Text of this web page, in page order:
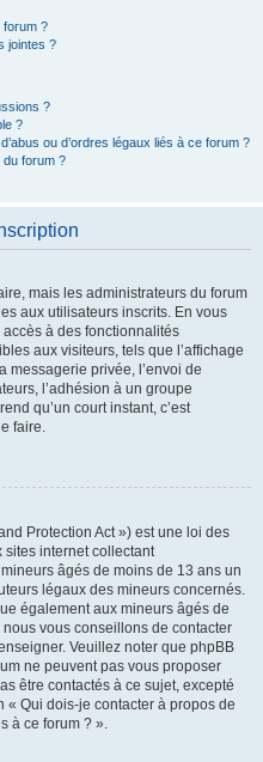
forum ?
jointes ?
?
?
ou d’ordres légaux liés à ce forum ?
du forum ?
mais les administrateurs du forum
aux utilisateurs inscrits. En vous
à des fonctionnalités
aux visiteurs, tels que l’affichage
messagerie privée, l’envoi de
l’adhésion à un groupe
qu’un court instant, c’est
faire.
Protection Act ») est une loi des
sites internet collectant
âgés de moins de 13 ans un
légaux des mineurs concernés.
également aux mineurs âgés de
vous conseillons de contacter
Veuillez noter que phpBB
ne peuvent pas vous proposer
être contactés à ce sujet, excepté
« Qui dois-je contacter à propos de
à ce forum ? ».